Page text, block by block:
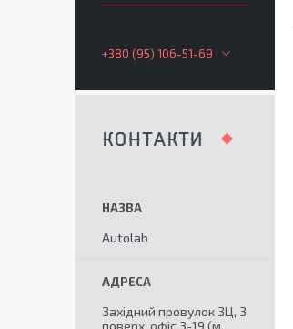
+380 (95) 106-51-69
КОНТАКТИ
Autolab
Західний провулок 3Ц, 3
поверх, офіс 3-19 (м.